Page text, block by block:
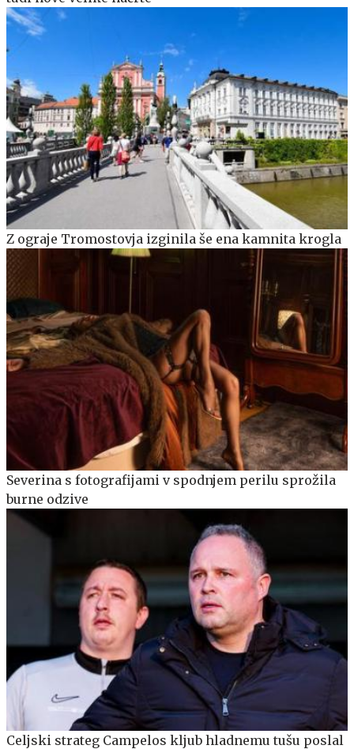
Z ograje Tromostovja izginila še ena kamnita krogla
Severina s fotografijami v spodnjem perilu sprožila
burne odzive
Celjski strateg Campelos kljub hladnemu tušu poslal